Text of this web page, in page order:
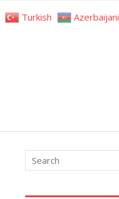
Turkish Azerbaijani